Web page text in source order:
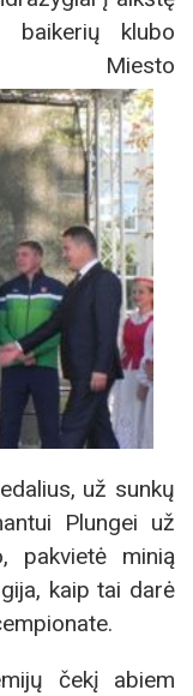
klubo
už sunkų
Plungei už
pakvietė minią
kaip tai darė
čekį abiem